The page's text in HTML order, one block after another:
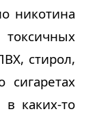
никотина
стирол,
каких-то